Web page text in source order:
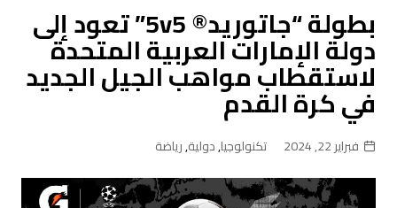
بطولة “جاتوريد® 5v5” تعود إلى
دولة الإمارات العربية المتحدة
لاستقطاب مواهب الجيل الجديد
في كرة القدم
فبراير 22, 2024 تكنولوجيا,دولية,رياضة